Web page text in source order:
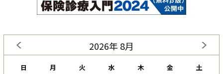
2026年 8月
日 月 火 水 木 金 土